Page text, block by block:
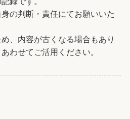
の判断・責任にてお願いいた
、内容が古くなる場合もあり
わせてご活用ください。